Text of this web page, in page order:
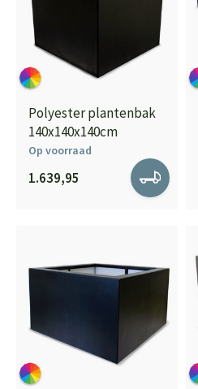
Polyester plantenbak
140x140x140cm
Op voorraad
1.639,95